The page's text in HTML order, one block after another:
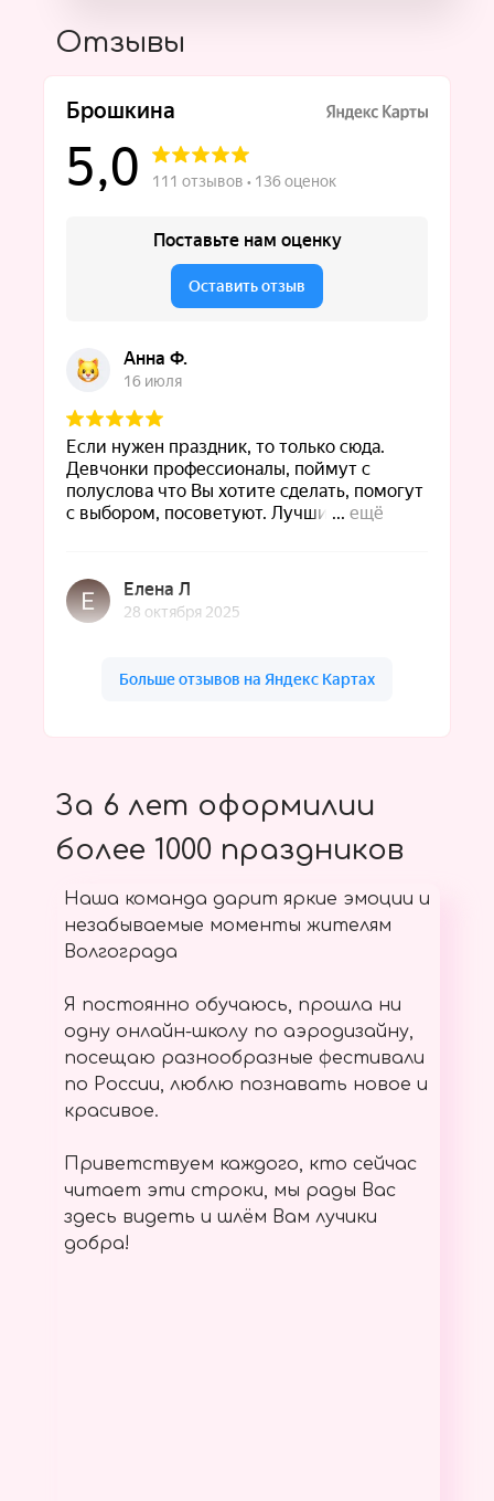
Отзывы
За 6 лет оформилии
более 1000 праздников
Наша команда дарит яркие эмоции и
незабываемые моменты жителям
Волгограда
Я постоянно обучаюсь, прошла ни
одну онлайн-школу по аэродизайну,
посещаю разнообразные фестивали
по России, люблю познавать новое и
красивое.
Приветствуем каждого, кто сейчас
читает эти строки, мы рады Вас
здесь видеть и шлём Вам лучики
добра!